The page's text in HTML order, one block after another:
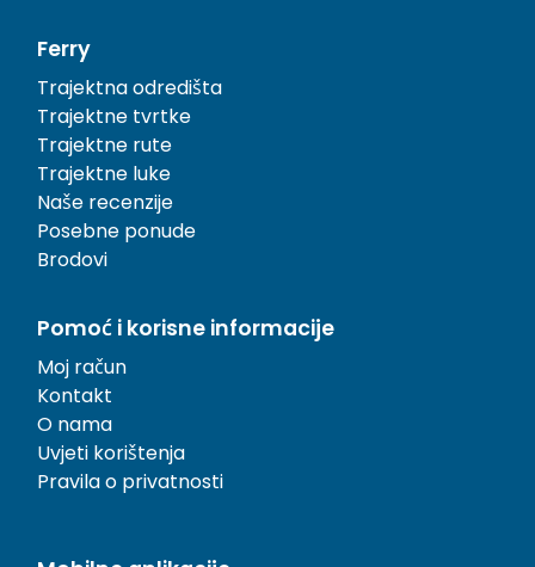
Ferry
Trajektna odredišta
Trajektne tvrtke
Trajektne rute
Trajektne luke
Naše recenzije
Posebne ponude
Brodovi
Pomoć i korisne informacije
Moj račun
Kontakt
O nama
Uvjeti korištenja
Pravila o privatnosti